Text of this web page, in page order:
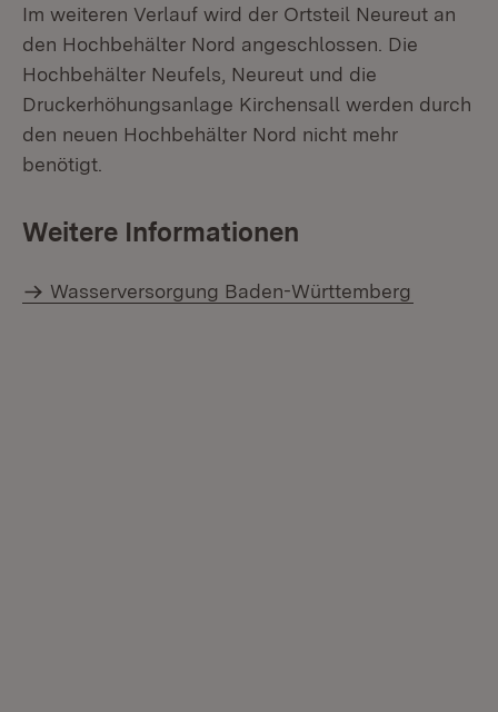
Im weiteren Verlauf wird der Ortsteil Neureut an
den Hochbehälter Nord angeschlossen. Die
Hochbehälter Neufels, Neureut und die
Druckerhöhungsanlage Kirchensall werden durch
den neuen Hochbehälter Nord nicht mehr
benötigt.
Weitere Informationen
Wasserversorgung Baden-Württemberg